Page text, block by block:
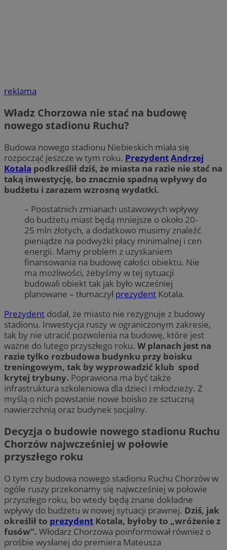
reklama
Władz Chorzowa nie stać na budowę
nowego stadionu Ruchu?
Budowa nowego stadionu Niebieskich miała się
rozpocząć jeszcze w tym roku. PrezydentAndrzej
Kotala podkreślił dziś, że miasta na razie nie stać na
taką inwestycję, bo znacznie spadną wpływy do
budżetu i zarazem wzrosną wydatki.
– Poostatnich zmianach ustawowych wpływy
do budżetu miast będą mniejsze o około 20-
25 mln złotych, a dodatkowo musimy znaleźć
pieniądze na podwyżki płacy minimalnej i cen
energii. Mamy problem z uzyskaniem
finansowania na budowę całości obiektu. Nie
ma możliwości, żebyśmy w tej sytuacji
budowali obiekt tak jak było wcześniej
planowane – tłumaczyłprezydent Kotala.
Prezydent dodał, że miasto nie rezygnuje z budowy
stadionu. Inwestycja ruszy w ograniczonym zakresie,
tak by nie utracić pozwolenia na budowę, które jest
ważne do lutego przyszłego roku. W planach jest na
razie tylko rozbudowa budynku przy boisku
treningowym, tak by wyprowadzić klub spod
krytej trybuny. Poprawiona ma być także
infrastruktura szkoleniowa dla dzieci i młodzieży. Z
myślą o nich powstanie nowe boisko ze sztuczną
nawierzchnią oraz budynek socjalny.
Decyzja o budowie nowego stadionu Ruchu
Chorzów najwcześniej w połowie
przyszłego roku
O tym czy budowa nowego stadionu Ruchu Chorzów w
ogóle ruszy przekonamy się najwcześniej w połowie
przyszłego roku, bo wtedy będą znane dokładne
wpływy do budżetu w nowej sytuacji prawnej. Dziś, jak
określił to prezydent Kotala, byłoby to „wróżenie z
fusów”. Włodarz Chorzowa poinformował również o
prośbie wysłanej do premiera Mateusza